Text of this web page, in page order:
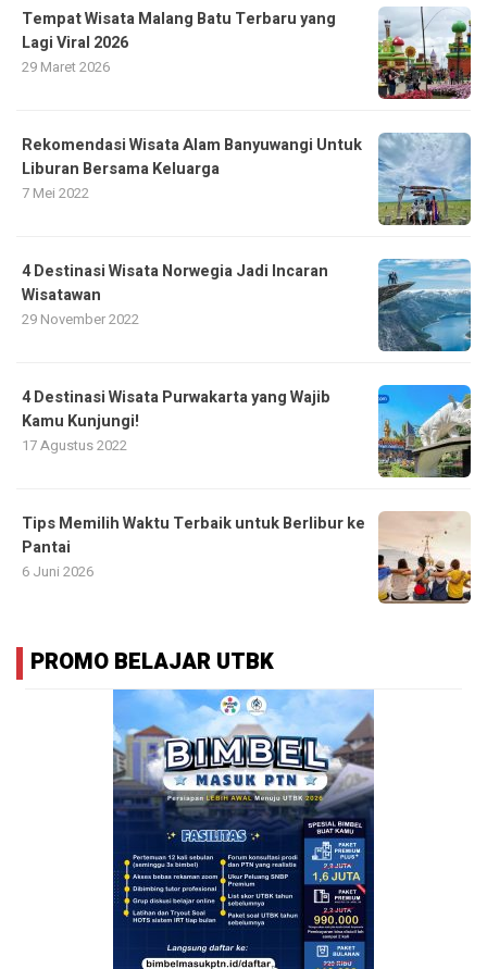
Tempat Wisata Malang Batu Terbaru yang
Lagi Viral 2026
29 Maret 2026
Rekomendasi Wisata Alam Banyuwangi Untuk
Liburan Bersama Keluarga
7 Mei 2022
4 Destinasi Wisata Norwegia Jadi Incaran
Wisatawan
29 November 2022
4 Destinasi Wisata Purwakarta yang Wajib
Kamu Kunjungi!
17 Agustus 2022
Tips Memilih Waktu Terbaik untuk Berlibur ke
Pantai
6 Juni 2026
PROMO BELAJAR UTBK